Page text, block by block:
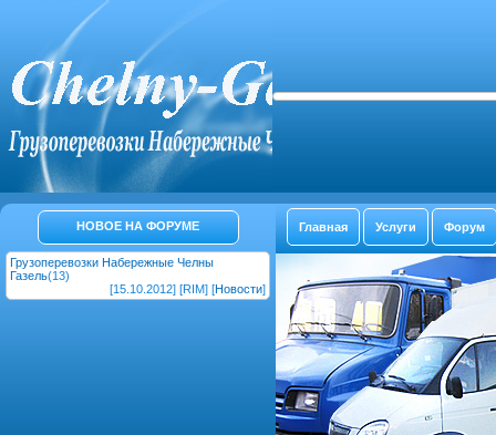
НОВОЕ НА ФОРУМЕ
Грузоперевозки Набережные Челны
Газель(13)
[15.10.2012] [RIM] [Новости]
Главная Услуги Форум